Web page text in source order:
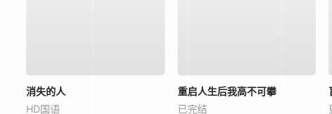
消失的人
HD国语
重启人生后我高不可攀
已完结